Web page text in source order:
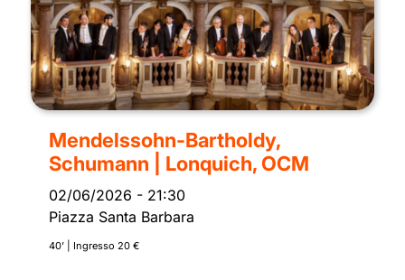
Mendelssohn-Bartholdy,
Schumann | Lonquich, OCM
02/06/2026 - 21:30
Piazza Santa Barbara
40’ | Ingresso 20 €